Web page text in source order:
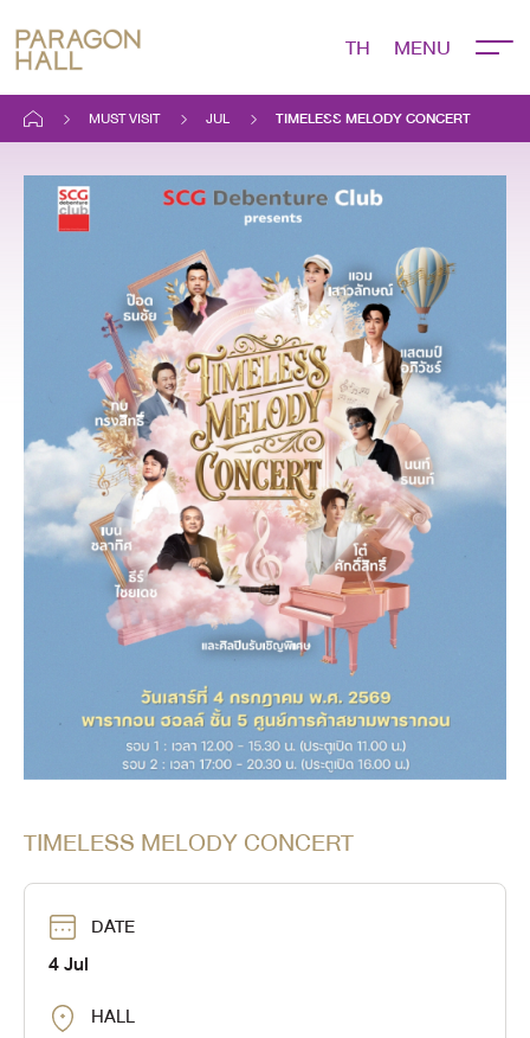
TH
MUST VISIT JUL TIMELESS MELODY CONCERT
TIMELESS MELODY CONCERT
DATE
4 Jul
HALL